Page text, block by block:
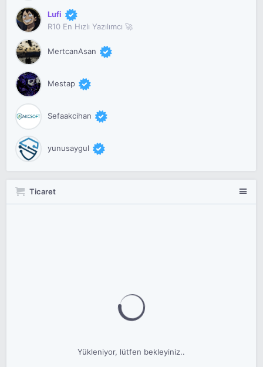
Lufi
R10 En Hızlı Yazılımcı 🚀
MertcanAsan
Mestap
Sefaakcihan
yunusaygul
Ticaret
Yükleniyor, lütfen bekleyiniz..